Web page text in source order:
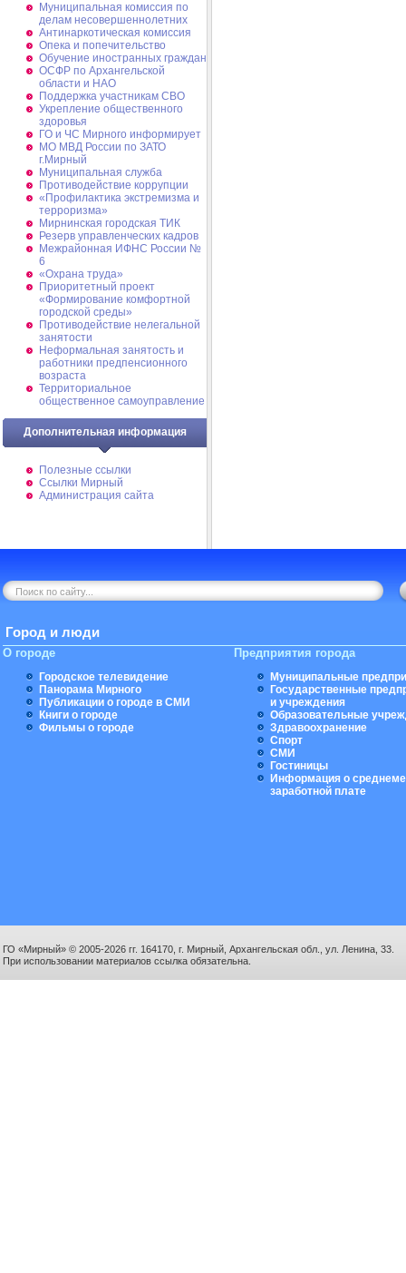
Муниципальная комиссия по
делам несовершеннолетних
Антинаркотическая комиссия
Опека и попечительство
Обучение иностранных граждан
ОСФР по Архангельской
области и НАО
Поддержка участникам СВО
Укрепление общественного
здоровья
ГО и ЧС Мирного информирует
МО МВД России по ЗАТО
г.Мирный
Муниципальная cлужба
Противодействие коррупции
«Профилактика экстремизма и
терроризма»
Мирнинская городская ТИК
Резерв управленческих кадров
Межрайонная ИФНС России №
6
«Охрана труда»
Приоритетный проект
«Формирование комфортной
городской среды»
Противодействие нелегальной
занятости
Неформальная занятость и
работники предпенсионного
возраста
Территориальное
общественное самоуправление
Дополнительная информация
Полезные ссылки
Ссылки Мирный
Администрация сайта
Город и люди
О городе
Городское телевидение
Панорама Мирного
Публикации о городе в СМИ
Книги о городе
Фильмы о городе
Предприятия города
Муниципальные
Государственные
и учреждения
Образовательные
Здравоохранение
Спорт
СМИ
Гостиницы
Информация о
заработной плате
ГО «Мирный» © 2005-2026 гг. 164170, г. Мирный, Архангельская обл., ул. Ленина, 33.
При использовании материалов ссылка обязательна.